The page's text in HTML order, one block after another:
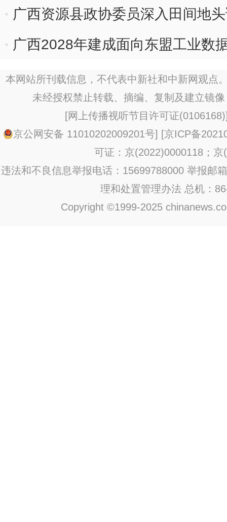
广西资源县政协委员深入田间地
广西2028年建成面向东盟工业数
本网站所刊载信息，不代表中新社和中新网观点
未经授权禁止转载、摘编、复制及建立镜
[网上传播视听节目许可证(0106168)
京公网安备 11010202009201号] [京ICP备
可证：京(2022)0000118；京
违法和不良信息举报电话：15699788000 举报邮
理和处置管理办法 总机：
Copyright ©1999-2025